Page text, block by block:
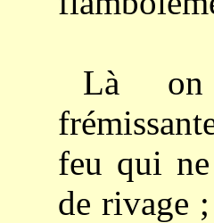
Là
feu qui
de rivage